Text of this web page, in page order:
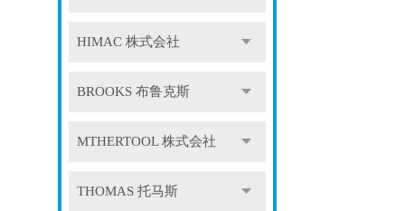
HIMAC 株式会社
BROOKS 布鲁克斯
MTHERTOOL 株式会社
THOMAS 托马斯